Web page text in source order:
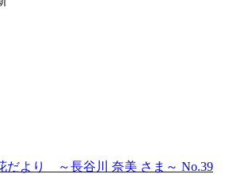
だより ～長谷川 奈美 さま～ No.39